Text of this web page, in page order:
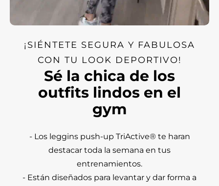
¡SIÉNTETE SEGURA Y FABULOSA
CON TU LOOK DEPORTIVO!
Sé la chica de los
outfits lindos en el
gym
- Los leggins push-up TriActive® te haran
destacar toda la semana en tus
entrenamientos.
- Están diseñados para levantar y dar forma a